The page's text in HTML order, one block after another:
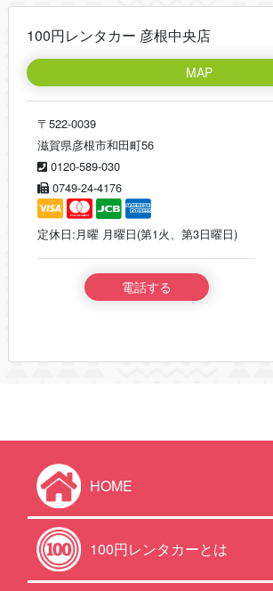
100円レンタカー 彦根中央店
MAP
〒522-0039
滋賀県彦根市和田町56
0120-589-030
0749-24-4176
定休日:月曜 月曜日(第1火、第3日曜日)
電話する
HOME
100円レンタカーとは